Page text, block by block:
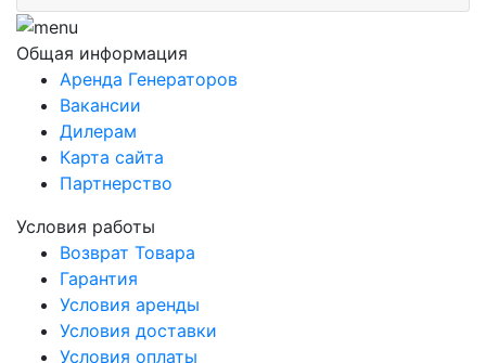
Общая информация
Аренда Генераторов
Вакансии
Дилерам
Карта сайта
Партнерство
Условия работы
Возврат Товара
Гарантия
Условия аренды
Условия доставки
Условия оплаты